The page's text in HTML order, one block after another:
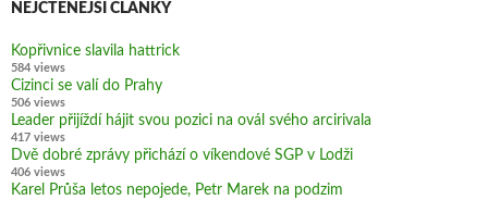
NEJČTENĚJŠÍ ČLÁNKY
Kopřivnice slavila hattrick
584 views
Cizinci se valí do Prahy
506 views
Leader přijíždí hájit svou pozici na ovál svého arcirivala
417 views
Dvě dobré zprávy přichází o víkendové SGP v Lodži
406 views
Karel Průša letos nepojede, Petr Marek na podzim